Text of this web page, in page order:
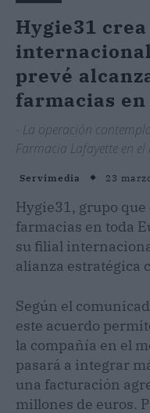
Hygie31
prevé
farmacias en
- La operación
Farmacia Lafayette en
Servimedia 23
Hygie31, grupo que
farmacias en toda
su filial
alianza estratégica
Según el
este acuerdo
la compañía en el
pasará a integrar
una facturación
millones de euros.